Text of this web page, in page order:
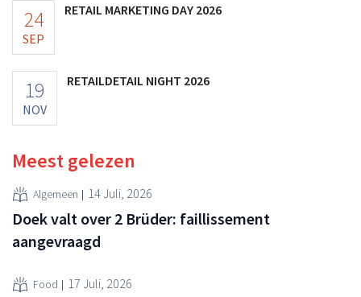
24
SEP
RETAIL MARKETING DAY 2026
19
NOV
RETAILDETAIL NIGHT 2026
Meest gelezen
Algemeen 14 Juli, 2026
Doek valt over 2 Brüder: faillissement
aangevraagd
Food 17 Juli, 2026